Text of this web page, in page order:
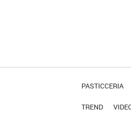
PASTICCERIA
TREND